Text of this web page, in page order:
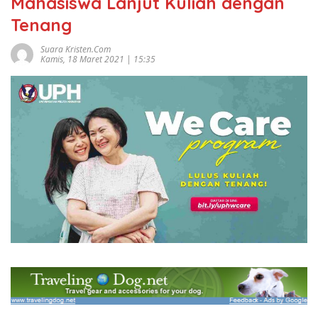
Tenang
Suara Kristen.com
Kamis, 18 Maret 2021 | 15:35